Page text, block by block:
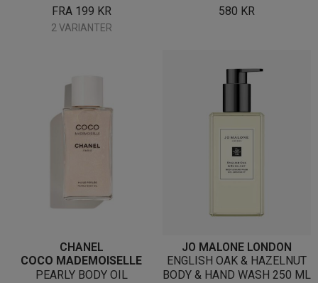
FRA 199 KR
2 VARIANTER
580 KR
CHANEL
COCO MADEMOISELLE
PEARLY BODY OIL
JO MALONE LONDON
ENGLISH OAK & HAZELNUT
BODY & HAND WASH 250 ML